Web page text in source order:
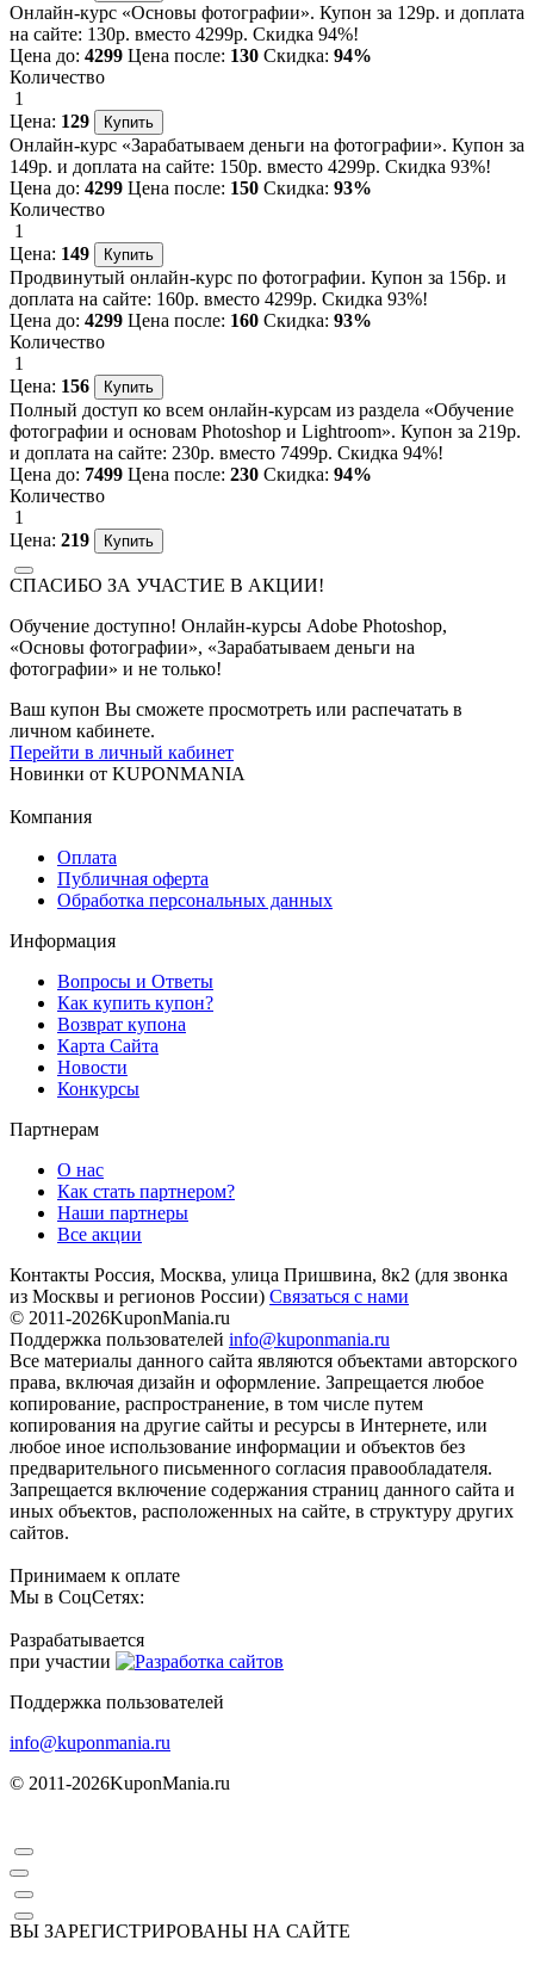
Онлайн-курс «Основы фотографии». Купон за 129р. и доплата
на сайте: 130р. вместо 4299р. Скидка 94%!
Цена до: 4299 Цена после: 130 Скидка: 94%
Количество
1
Цена: 129
Онлайн-курс «Зарабатываем деньги на фотографии». Купон за
149р. и доплата на сайте: 150р. вместо 4299р. Скидка 93%!
Цена до: 4299 Цена после: 150 Скидка: 93%
Количество
1
Цена: 149
Продвинутый онлайн-курс по фотографии. Купон за 156р. и
доплата на сайте: 160р. вместо 4299р. Скидка 93%!
Цена до: 4299 Цена после: 160 Скидка: 93%
Количество
1
Цена: 156
Полный доступ ко всем онлайн-курсам из раздела «Обучение
фотографии и основам Photoshop и Lightroom». Купон за 219р.
и доплата на сайте: 230р. вместо 7499р. Скидка 94%!
Цена до: 7499 Цена после: 230 Скидка: 94%
Количество
1
Цена: 219
СПАСИБО ЗА УЧАСТИЕ В АКЦИИ!
Обучение доступно! Онлайн-курсы Adobe Photoshop,
«Основы фотографии», «Зарабатываем деньги на
фотографии» и не только!
Ваш купон Вы сможете просмотреть или распечатать в
личном кабинете.
Перейти в личный кабинет
Новинки от KUPONMANIA
Компания
Оплата
Публичная оферта
Обработка персональных данных
Информация
Вопросы и Ответы
Как купить купон?
Возврат купона
Карта Сайта
Новости
Конкурсы
Партнерам
О нас
Как стать партнером?
Наши партнеры
Все акции
Контакты Россия, Москва, улица Пришвина, 8к2 (для звонка
из Москвы и регионов России) Связаться с нами
© 2011-2026KuponMania.ru
Поддержка пользователей info@kuponmania.ru
Все материалы данного сайта являются объектами авторского
права, включая дизайн и оформление. Запрещается любое
копирование, распространение, в том числе путем
копирования на другие сайты и ресурсы в Интернете, или
любое иное использование информации и объектов без
предварительного письменного согласия правообладателя.
Запрещается включение содержания страниц данного сайта и
иных объектов, расположенных на сайте, в структуру других
сайтов.
Принимаем к оплате
Мы в СоцСетях:
Разрабатывается
при участии
Поддержка пользователей
info@kuponmania.ru
© 2011-2026KuponMania.ru
ВЫ ЗАРЕГИСТРИРОВАНЫ НА САЙТЕ